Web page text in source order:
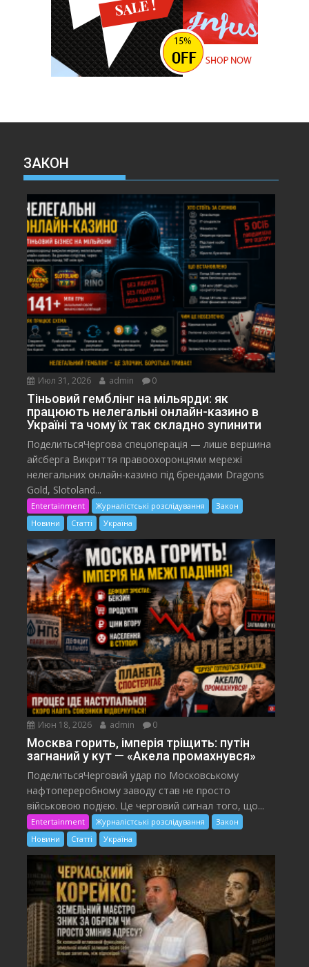
ЗАКОН
Июл 31, 2026 admin 0
Тіньовий гемблінг на мільярди: як
працюють нелегальні онлайн-казино в
Україні та чому їх так складно зупинити
ПоделитьсяЧергова спецоперація — лише вершина
айсберга Викриття правоохоронцями мережі
нелегальних онлайн-казино під брендами Dragons
Gold, Slotoland...
Entertainment Журналістські розслідування
Закон
Новини
Статті Україна
Июн 18, 2026 admin 0
Москва горить, імперія тріщить: путін
загнаний у кут — «Акела промахнувся»
ПоделитьсяЧерговий удар по Московському
нафтопереробному заводу став не просто
військовою подією. Це черговий сигнал того, що...
Entertainment Журналістські розслідування
Закон
Новини
Статті Україна